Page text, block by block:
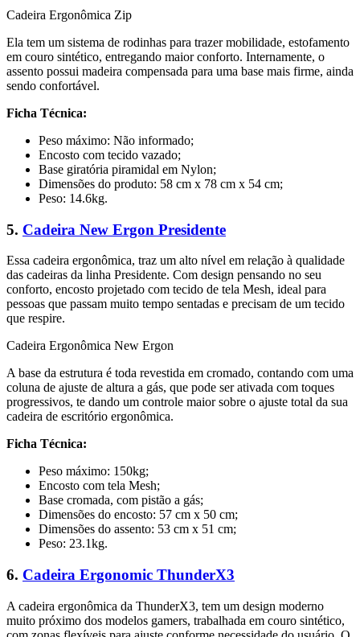
Cadeira Ergonômica Zip
Ela tem um sistema de rodinhas para trazer mobilidade, estofamento
em couro sintético, entregando maior conforto. Internamente, o
assento possui madeira compensada para uma base mais firme, ainda
sendo confortável.
Ficha Técnica:
Peso máximo: Não informado;
Encosto com tecido vazado;
Base giratória piramidal em Nylon;
Dimensões do produto: 58 cm x 78 cm x 54 cm;
Peso: 14.6kg.
5. Cadeira New Ergon Presidente
Essa cadeira ergonômica, traz um alto nível em relação à qualidade
das cadeiras da linha Presidente. Com design pensando no seu
conforto, encosto projetado com tecido de tela Mesh, ideal para
pessoas que passam muito tempo sentadas e precisam de um tecido
que respire.
Cadeira Ergonômica New Ergon
A base da estrutura é toda revestida em cromado, contando com uma
coluna de ajuste de altura a gás, que pode ser ativada com toques
progressivos, te dando um controle maior sobre o ajuste total da sua
cadeira de escritório ergonômica.
Ficha Técnica:
Peso máximo: 150kg;
Encosto com tela Mesh;
Base cromada, com pistão a gás;
Dimensões do encosto: 57 cm x 50 cm;
Dimensões do assento: 53 cm x 51 cm;
Peso: 23.1kg.
6. Cadeira Ergonomic ThunderX3
A cadeira ergonômica da ThunderX3, tem um design moderno
muito próximo dos modelos gamers, trabalhada em couro sintético,